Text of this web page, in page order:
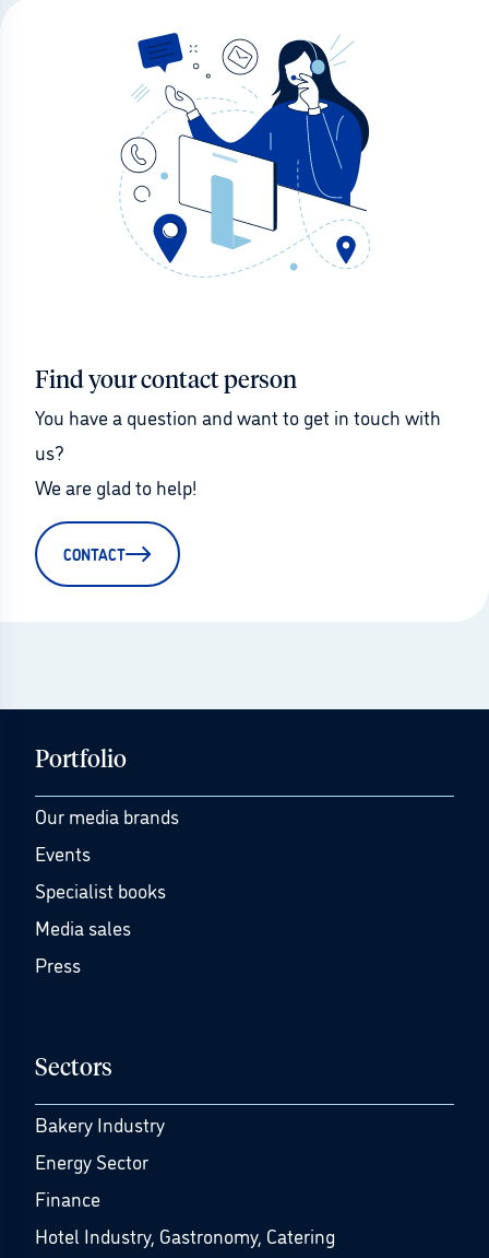
Find your contact person
You have a question and want to get in touch with
us?
We are glad to help!
CONTACT
Portfolio
Our media brands
Events
Specialist books
Media sales
Press
Sectors
Bakery Industry
Energy Sector
Finance
Hotel Industry, Gastronomy, Catering